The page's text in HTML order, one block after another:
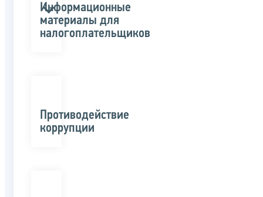
Информационные
материалы для
налогоплательщиков
Противодействие
коррупции